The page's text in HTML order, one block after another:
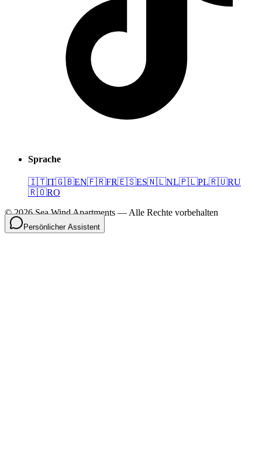
Sprache
🇮🇹IT🇬🇧EN🇫🇷FR🇪🇸ES🇳🇱NL🇵🇱PL🇷🇺RU
🇷🇴RO
©2026 Sea Wind Apartments — Alle Rechte vorbehalten
Persönlicher Assistent